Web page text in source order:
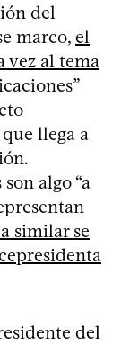
del
marco, el
vez al tema
llega a
algo “a
similar se
del